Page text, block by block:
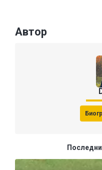
Автор